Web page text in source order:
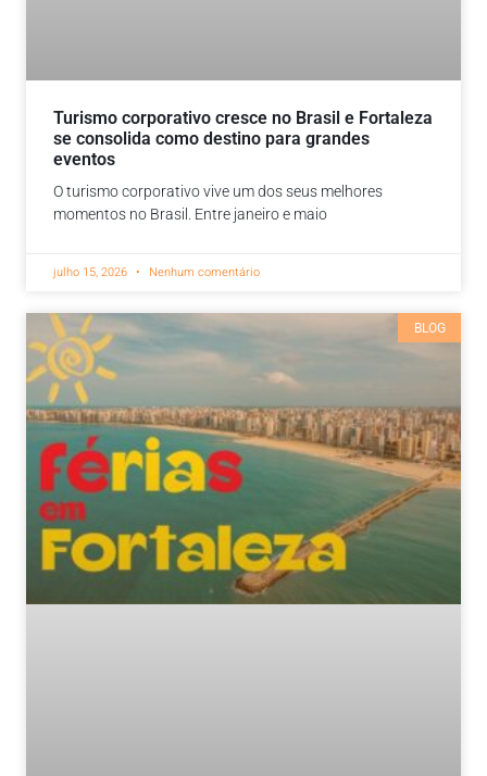
Turismo corporativo cresce no Brasil e Fortaleza
se consolida como destino para grandes
eventos
O turismo corporativo vive um dos seus melhores
momentos no Brasil. Entre janeiro e maio
julho 15, 2026 Nenhum comentário
BLOG